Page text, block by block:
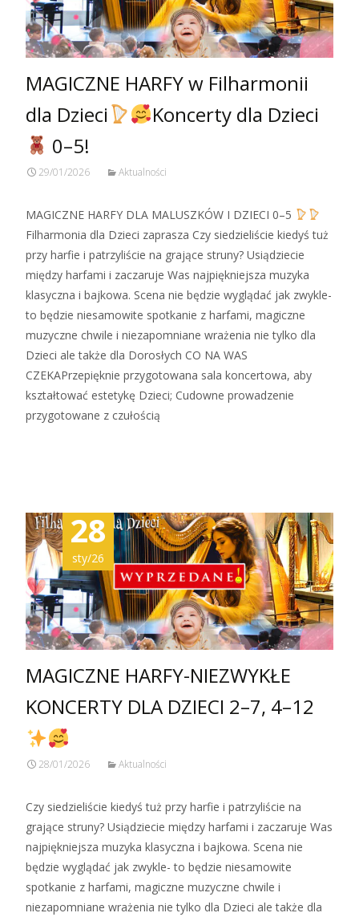
MAGICZNE HARFY w Filharmonii
dla Dzieci
Koncerty dla Dzieci
0–5!
29/01/2026 Aktualności
MAGICZNE HARFY DLA MALUSZKÓW I DZIECI 0–5
Filharmonia dla Dzieci zaprasza Czy siedzieliście kiedyś tuż
przy harfie i patrzyliście na grające struny? Usiądziecie
między harfami i zaczaruje Was najpiękniejsza muzyka
klasyczna i bajkowa. Scena nie będzie wyglądać jak zwykle-
to będzie niesamowite spotkanie z harfami, magiczne
muzyczne chwile i niezapomniane wrażenia nie tylko dla
Dzieci ale także dla Dorosłych CO NA WAS
CZEKAPrzepięknie przygotowana sala koncertowa, aby
kształtować estetykę Dzieci; Cudowne prowadzenie
przygotowane z czułością
28
sty/26
MAGICZNE HARFY-NIEZWYKŁE
KONCERTY DLA DZIECI 2–7, 4–12
28/01/2026 Aktualności
Czy siedzieliście kiedyś tuż przy harfie i patrzyliście na
grające struny? Usiądziecie między harfami i zaczaruje Was
najpiękniejsza muzyka klasyczna i bajkowa. Scena nie
będzie wyglądać jak zwykle- to będzie niesamowite
spotkanie z harfami, magiczne muzyczne chwile i
niezapomniane wrażenia nie tylko dla Dzieci ale także dla